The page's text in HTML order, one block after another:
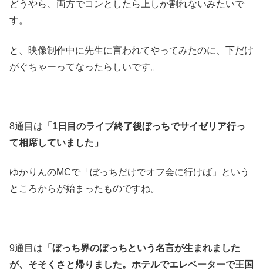
どうやら、両方でコンとしたら上しか割れないみたいで
す。
と、映像制作中に先生に言われてやってみたのに、下だけ
がぐちゃーってなったらしいです。
8通目は 「1日目のライブ終了後ぼっちでサイゼリア行っ
て相席していました」
ゆかりんのMCで「ぼっちだけでオフ会に行けば」という
ところからが始まったものですね。
9通目は 「ぼっち界のぼっちという名言が生まれました
が、そそくさと帰りました。ホテルでエレベーターで王国